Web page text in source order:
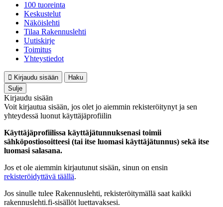
100 tuoreinta
Keskustelut
Näköislehti
Tilaa Rakennuslehti
Uutiskirje
Toimitus
Yhteystiedot
Kirjaudu sisään
Haku
Sulje
Kirjaudu sisään
Voit kirjautua sisään, jos olet jo aiemmin rekisteröitynyt ja sen
yhteydessä luonut käyttäjäprofiilin
Käyttäjäprofiilissa käyttäjätunnuksenasi toimii
sähköpostiosoitteesi (tai itse luomasi käyttäjätunnus) sekä itse
luomasi salasana.
Jos et ole aiemmin kirjautunut sisään, sinun on ensin
rekisteröidyttävä täällä.
Jos sinulle tulee Rakennuslehti, rekisteröitymällä saat kaikki
rakennuslehti.fi-sisällöt luettavaksesi.